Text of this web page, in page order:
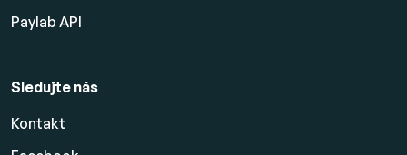
Paylab API
Sledujte nás
Kontakt